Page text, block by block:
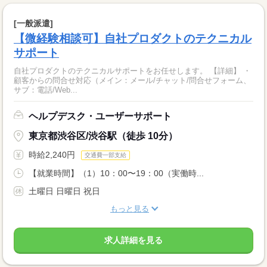
[一般派遣]
【微経験相談可】自社プロダクトのテクニカル
サポート
自社プロダクトのテクニカルサポートをお任せします。 【詳細】 ・
顧客からの問合せ対応（メイン：メール/チャット/問合せフォーム、
サブ：電話/Web...
ヘルプデスク・ユーザーサポート
東京都渋谷区/渋谷駅（徒歩 10分）
時給2,240円 交通費一部支給
【就業時間】（1）10：00〜19：00（実働時...
土曜日 日曜日 祝日
もっと見る
求人詳細を見る